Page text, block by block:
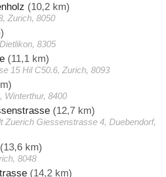
(10,2 km)
Zurich, 8050
8305
(11,1 km)
15 Hil C50.6, Zurich, 8093
Winterthur, 8400
(12,7 km)
Zuerich Giessenstrasse 4, Duebendorf,
(13,6 km)
8048
(14,2 km)